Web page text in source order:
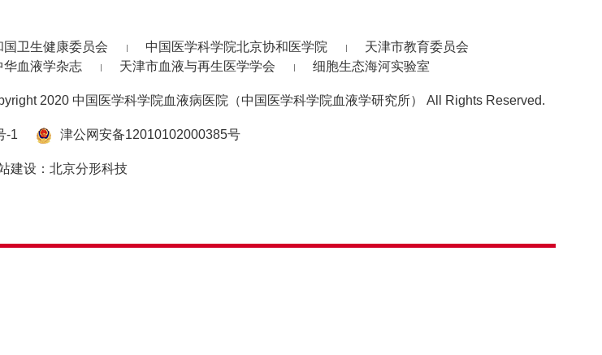
国卫生健康委员会 中国医学科学院北京协和医学院
天津市教育委员会
华血液学杂志 天津市血液与再生医学学会 细胞生态海河实验室
2020 中国医学科学院血液病医院（中国医学科学院血液学研究所） All Rights Reserved.
-1 津公网安备12010102000385号
建设 ： 北京分形科技